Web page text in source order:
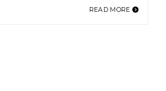
READ MORE